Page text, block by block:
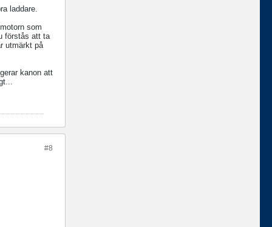
laddare.
som
förstås att ta
utmärkt på
kanon att
#8